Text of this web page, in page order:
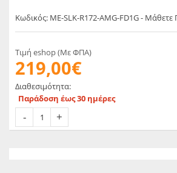
Κωδικός: ME-SLK-R172-AMG-FD1G - Μάθετε
Τιμή eshop (Με ΦΠΑ)
219,00€
Διαθεσιμότητα:
Παράδοση έως 30 ημέρες